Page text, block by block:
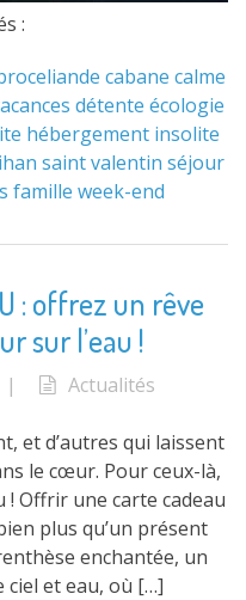
:
cabane calme
détente écologie
hébergement insolite
saint valentin séjour
famille week-end
: offrez un rêve
sur l’eau !
| Actualités
et d’autres qui laissent
le cœur. Pour ceux-là,
Offrir une carte cadeau
plus qu’un présent
enchantée, un
et eau, où […]